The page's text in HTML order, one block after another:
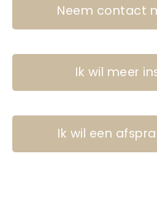
Neem contact
Ik wil meer
Ik wil een